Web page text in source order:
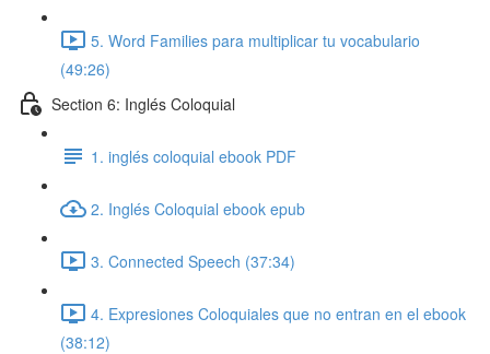
5. Word Families para multiplicar tu vocabulario
(49:26)
Section 6: Inglés Coloquial
1. inglés coloquial ebook PDF
2. Inglés Coloquial ebook epub
3. Connected Speech (37:34)
4. Expresiones Coloquiales que no entran en el ebook
(38:12)